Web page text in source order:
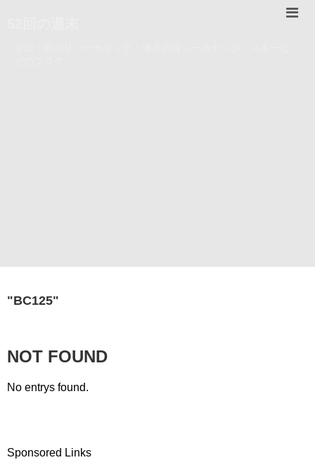
"BC125"
NOT FOUND
No entrys found.
Sponsored Links